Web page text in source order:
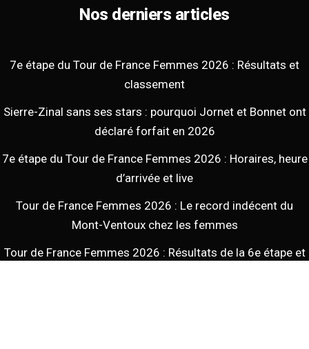
Nos derniers articles
7e étape du Tour de France Femmes 2026 : Résultats et
classement
Sierre-Zinal sans ses stars : pourquoi Jornet et Bonnet ont
déclaré forfait en 2026
7e étape du Tour de France Femmes 2026 : Horaires, heure
d’arrivée et live
Tour de France Femmes 2026 : Le record indécent du
Mont-Ventoux chez les femmes
Tour de France Femmes 2026 : Résultats de la 6e étape et